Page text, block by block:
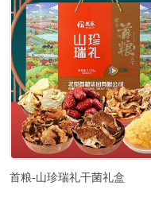
首粮-山珍瑞礼干菌礼盒